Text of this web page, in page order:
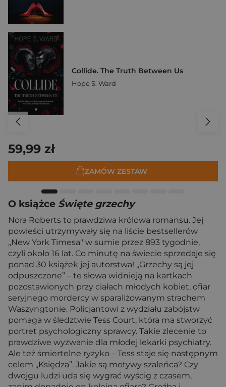
Collide. The Truth Between Us
Hope S. Ward
59,99 zł
ZAMÓW ZESTAW
O książce Święte grzechy
Nora Roberts to prawdziwa królowa romansu. Jej
powieści utrzymywały się na liście bestsellerów
„New York Timesa" w sumie przez 893 tygodnie,
czyli około 16 lat. Co minutę na świecie sprzedaje się
ponad 30 książek jej autorstwa! „Grzechy są jej
odpuszczone” – te słowa widnieją na kartkach
pozostawionych przy ciałach młodych kobiet, ofiar
seryjnego mordercy w sparaliżowanym strachem
Waszyngtonie. Policjantowi z wydziału zabójstw
pomaga w śledztwie Tess Court, która ma stworzyć
portret psychologiczny sprawcy. Takie zlecenie to
prawdziwe wyzwanie dla młodej lekarki psychiatry.
Ale też śmiertelne ryzyko – Tess staje się następnym
celem „Księdza”. Jakie są motywy szaleńca? Czy
dwojgu ludzi uda się wygrać wyścig z czasem,